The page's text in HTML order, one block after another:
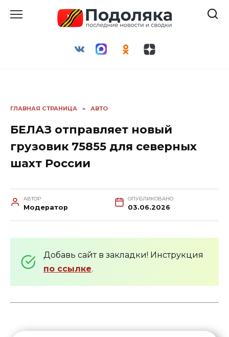
ГЛАВНАЯ СТРАНИЦА » АВТО
БЕЛАЗ отправляет новый
грузовик 75855 для северных
шахт России
АВТОР
Модератор
ОПУБЛИКОВАНО
03.06.2026
Добавь сайт в закладки! Инструкция
по ссылке.